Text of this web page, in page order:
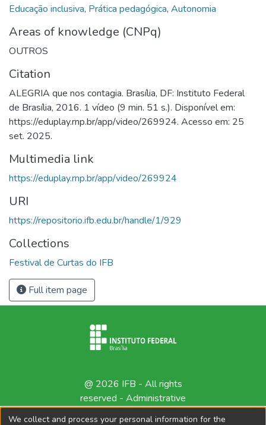
Educação inclusiva, Prática pedagógica, Autonomia
Areas of knowledge (CNPq)
OUTROS
Citation
ALEGRIA que nos contagia. Brasília, DF: Instituto Federal
de Brasília, 2016. 1 vídeo (9 min. 51 s.). Disponível em:
https://eduplay.rnp.br/app/video/269924. Acesso em: 25
set. 2025.
Multimedia link
https://eduplay.rnp.br/app/video/269924
URI
https://repositorio.ifb.edu.br/handle/1/929
Collections
Festival de Curtas do IFB
Full item page
@ 2026 IFB - All rights
reserved - Administrative
We collect and process your personal information for the